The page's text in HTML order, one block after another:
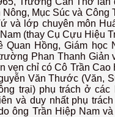
Mục Súc và Công
và lớp chuyên môn
(thay Cụ Cựu Hiệu
Hồng, Giám học
Phan Thanh Giản
chỉ có Cô Trần Cao
Văn Thước (Văn,
trại) phụ trách ở các
và duy nhất phụ trách
ông Trần Hiệp Nam